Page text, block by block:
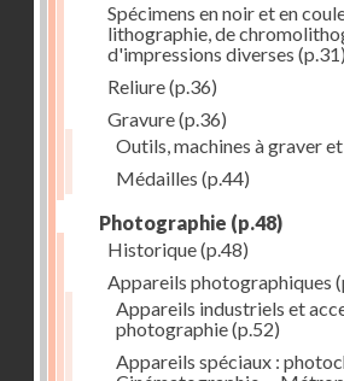
Spécimens en noir et en
lithographie, de
d'impressions diverses (p.31)
Reliure(p.36)
Gravure(p.36)
Outils, machines à graver
Médailles (p.44)
Photographie (p.48)
Historique(p.48)
Appareils photographiques
Appareils industriels et
photographie(p.52)
Appareils spéciaux :